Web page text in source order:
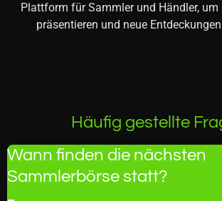
Plattform für Sammler und Händler, um
präsentieren und neue
Häufig gestellte
Wann finden die nächsten
Sammlerbörse statt?